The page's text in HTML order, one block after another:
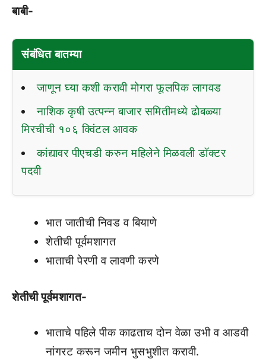
बाबी-
संबंधित बातम्या
जाणून घ्या कशी करावी मोगरा फूलपिक लागवड
नाशिक कृषी उत्पन्न बाजार समितीमध्ये ढोबळ्या
मिरचीची १०६ क्विंटल आवक
कांद्यावर पीएचडी करुन महिलेने मिळवली डॉक्टर
पदवी
भात जातीची निवड व बियाणे
शेतीची पूर्वमशागत
भाताची पेरणी व लावणी करणे
शेतीची पूर्वमशागत-
भाताचे पहिले पीक काढताच दोन वेळा उभी व आडवी
नांगरट करून जमीन भुसभुशीत करावी.